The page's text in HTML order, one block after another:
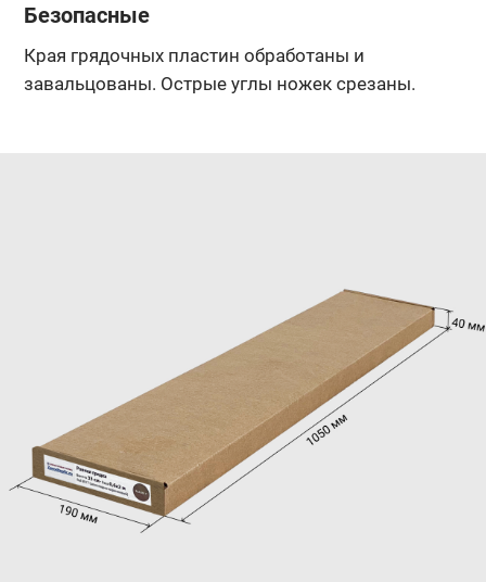
Безопасные
Края грядочных пластин обработаны и
завальцованы. Острые углы ножек срезаны.